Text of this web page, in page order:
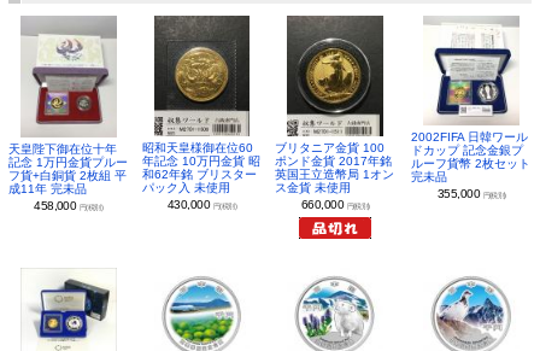
天皇陛下御在位十年
記念 1万円金貨プルー
フ貨+白銅貨 2枚組 平
成11年 完未品
458,000 円(税別)
昭和天皇様御在位60
年記念 10万円金貨 昭
和62年銘 ブリスター
パック入 未使用
430,000 円(税別)
ブリタニア金貨 100
ポンド金貨 2017年銘
英国王立造幣局 1オン
ス金貨 未使用
660,000 円(税別)
2002FIFA 日韓ワール
ドカップ 記念金銀プ
ルーフ貨幣 2枚セット
完未品
355,000 円(税別)